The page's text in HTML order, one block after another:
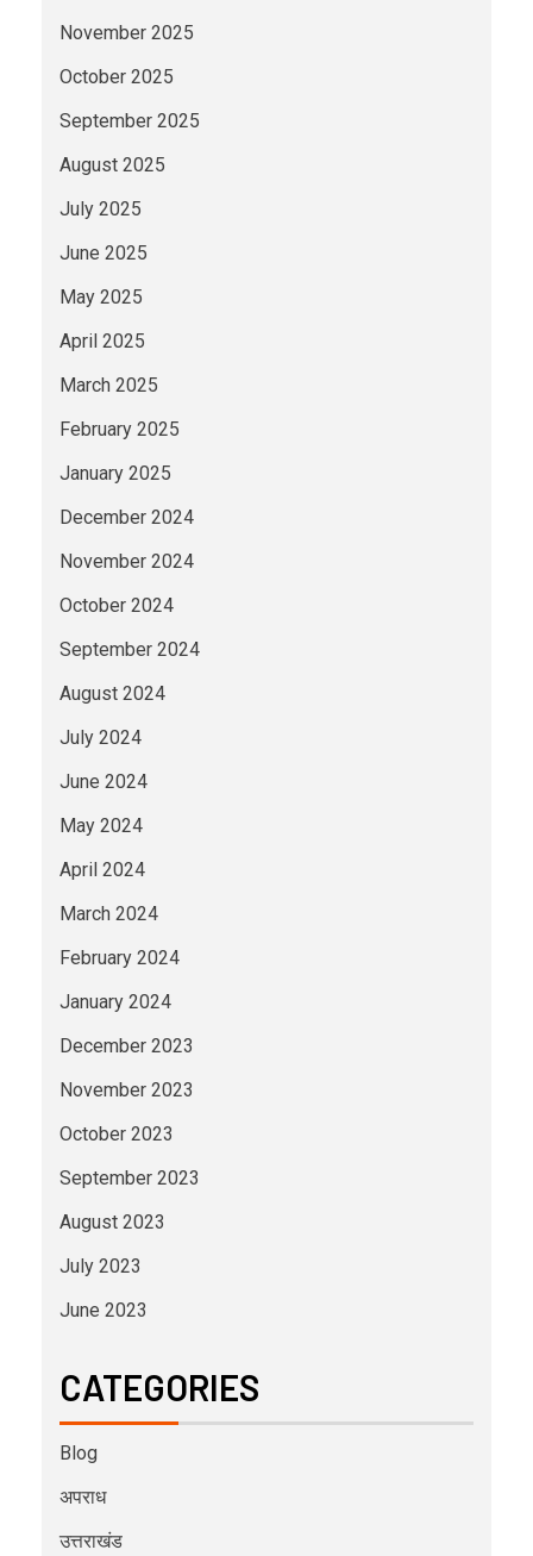
November 2025
October 2025
September 2025
August 2025
July 2025
June 2025
May 2025
April 2025
March 2025
February 2025
January 2025
December 2024
November 2024
October 2024
September 2024
August 2024
July 2024
June 2024
May 2024
April 2024
March 2024
February 2024
January 2024
December 2023
November 2023
October 2023
September 2023
August 2023
July 2023
June 2023
CATEGORIES
Blog
अपराध
उत्तराखंड